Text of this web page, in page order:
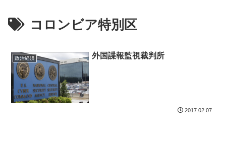
コロンビア特別区
政治経済 外国諜報監視裁判所
2017.02.07